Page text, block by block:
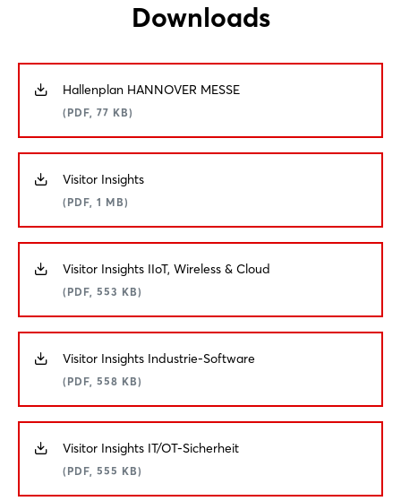
Downloads
Hallenplan HANNOVER MESSE
(PDF, 77 KB)
Visitor Insights
(PDF, 1 MB)
Visitor Insights IIoT, Wireless & Cloud
(PDF, 553 KB)
Visitor Insights Industrie-Software
(PDF, 558 KB)
Visitor Insights IT/OT-Sicherheit
(PDF, 555 KB)